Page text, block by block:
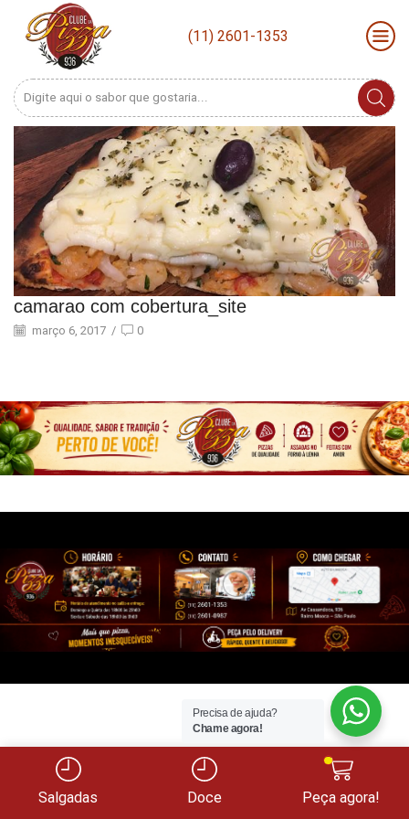
(11) 2601-1353
Search
camarao com cobertura_site
março 6, 2017 / 0
Salgadas Doce Peça agora!
Precisa de ajuda?
Chame agora!